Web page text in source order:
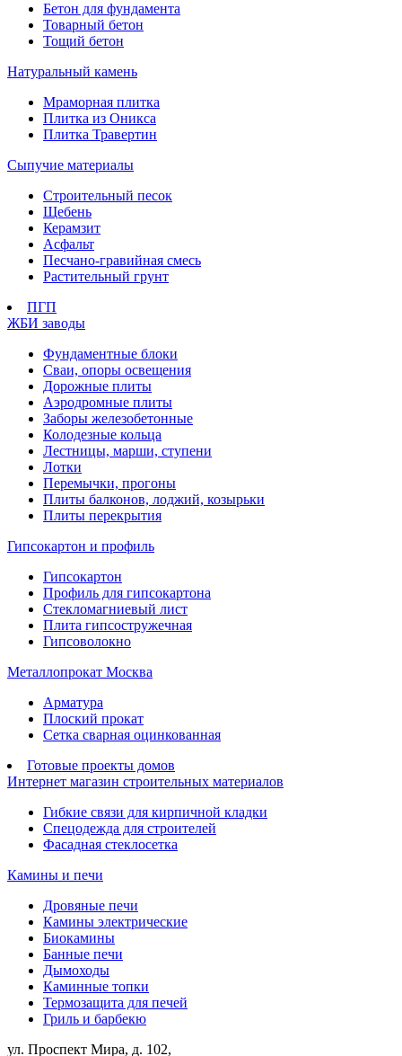
Бетон для фундамента
Товарный бетон
Тощий бетон
Натуральный камень
Мраморная плитка
Плитка из Оникса
Плитка Травертин
Сыпучие материалы
Строительный песок
Щебень
Керамзит
Асфальт
Песчано-гравийная смесь
Растительный грунт
ПГП
ЖБИ заводы
Фундаментные блоки
Сваи, опоры освещения
Дорожные плиты
Аэродромные плиты
Заборы железобетонные
Колодезные кольца
Лестницы, марши, ступени
Лотки
Перемычки, прогоны
Плиты балконов, лоджий, козырьки
Плиты перекрытия
Гипсокартон и профиль
Гипсокартон
Профиль для гипсокартона
Стекломагниевый лист
Плита гипсостружечная
Гипсоволокно
Металлопрокат Москва
Арматура
Плоский прокат
Сетка сварная оцинкованная
Готовые проекты домов
Интернет магазин строительных материалов
Гибкие связи для кирпичной кладки
Спецодежда для строителей
Фасадная стеклосетка
Камины и печи
Дровяные печи
Камины электрические
Биокамины
Банные печи
Дымоходы
Каминные топки
Термозащита для печей
Гриль и барбекю
ул. Проспект Мира, д. 102,